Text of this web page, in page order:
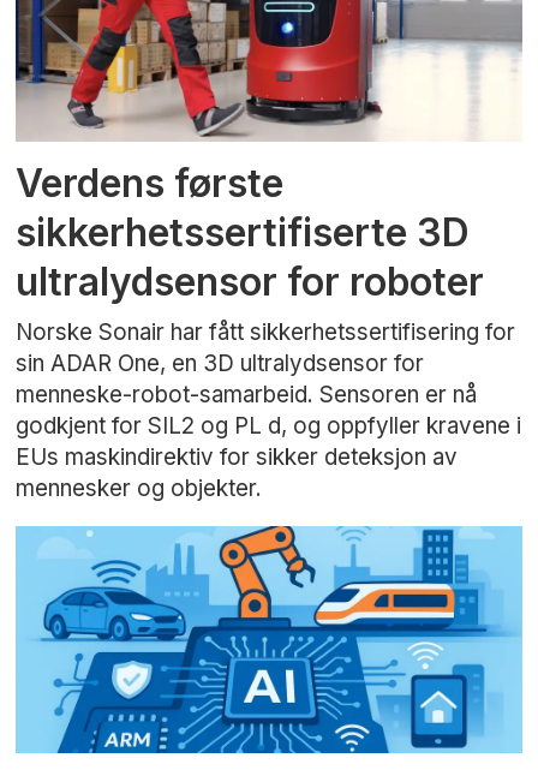
Verdens første
sikkerhetssertifiserte 3D
ultralydsensor for roboter
Norske Sonair har fått sikkerhetssertifisering for
sin ADAR One, en 3D ultralydsensor for
menneske-robot-samarbeid. Sensoren er nå
godkjent for SIL2 og PL d, og oppfyller kravene i
EUs maskindirektiv for sikker deteksjon av
mennesker og objekter.